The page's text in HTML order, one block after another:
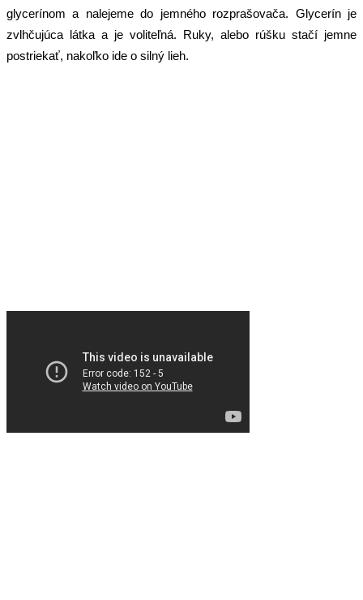
glycerínom a nalejeme do jemného rozprašovača. Glycerín je
zvlhčujúca látka a je voliteľná. Ruky, alebo rúšku stačí jemne
postriekať, nakoľko ide o silný lieh.